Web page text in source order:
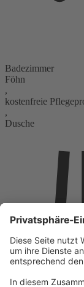
Badezimmer
Föhn
,
kostenfreie
,
Dusche